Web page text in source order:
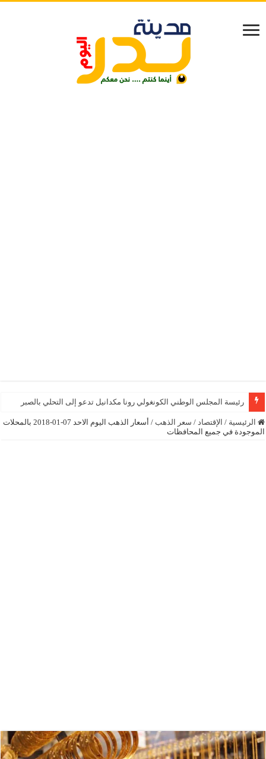
رئيسة المجلس الوطني الكونغولي رونا مكدانيل تدعو إلى التحلي بالصبر حتى
الرئيسية / الإقتصاد / سعر الذهب /
أسعار الذهب اليوم الاحد 07-01-2018 بالمحلات
الموجودة في جميع المحافظات